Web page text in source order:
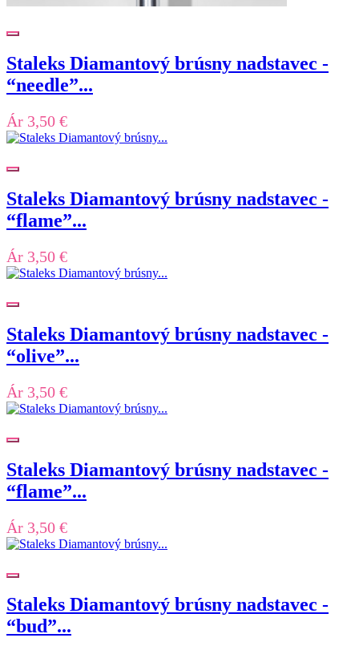
Staleks Diamantový brúsny nadstavec -
“needle”...
Ár 3,50 €
Staleks Diamantový brúsny nadstavec -
“flame”...
Ár 3,50 €
Staleks Diamantový brúsny nadstavec -
“olive”...
Ár 3,50 €
Staleks Diamantový brúsny nadstavec -
“flame”...
Ár 3,50 €
Staleks Diamantový brúsny nadstavec -
“bud”...